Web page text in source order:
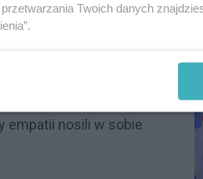
instytucji,
urzędów czy
liczby osób
rodziny odpowiadały
– obok całkowitej
empatii nosili w sobie
Twoich danych